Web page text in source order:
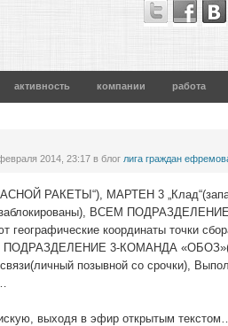
активность компании работа
2014, 23:17 в блог лига граждан
РАКЕТЫ“), МАРТЕН 3
ВСЕМ
географические координаты точки
ПОДРАЗДЕЛЕНИЕ 3-КОМАНДА
позывной со срочки),
выходя в эфир открытым